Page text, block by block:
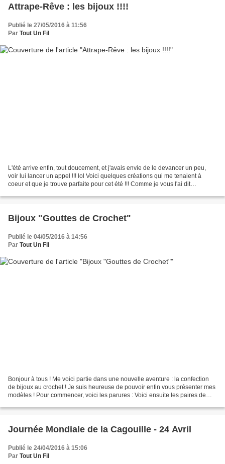
Attrape-Rêve : les bijoux !!!!
Publié le 27/05/2016 à 11:56
Par Tout Un Fil
L'été arrive enfin, tout doucement, et j'avais envie de le devancer un peu,
voir lui lancer un appel !!! lol Voici quelques créations qui me tenaient à
coeur et que je trouve parfaite pour cet été !!! Comme je vous l'ai dit
Bijoux "Gouttes de Crochet"
Publié le 04/05/2016 à 14:56
Par Tout Un Fil
Bonjour à tous ! Me voici partie dans une nouvelle aventure : la confection
de bijoux au crochet ! Je suis heureuse de pouvoir enfin vous présenter mes
modèles ! Pour commencer, voici les parures : Voici ensuite les paires de
Journée Mondiale de la Cagouille - 24 Avril
Publié le 24/04/2016 à 15:06
Par Tout Un Fil